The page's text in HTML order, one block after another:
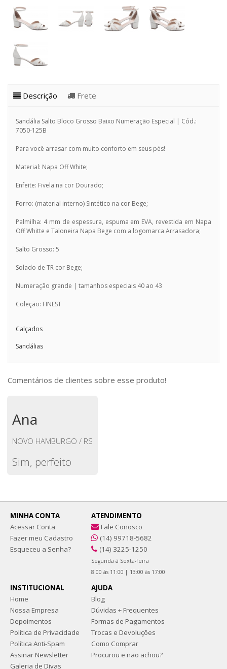
Descrição Frete
Sandália Salto Bloco Grosso Baixo Numeração Especial | Cód.:
7050-125B
Para você arrasar com muito conforto em seus pés!
Material: Napa Off White;
Enfeite: Fivela na cor Dourado;
Forro: (material interno) Sintético na cor Bege;
Palmilha: 4 mm de espessura, espuma em EVA, revestida em Napa
Off Whitte e Taloneira Napa Bege com a logomarca Arrasadora;
Salto Grosso: 5
Solado de TR cor Bege;
Numeração grande | tamanhos especiais 40 ao 43
Coleção: FINEST
Calçados
Sandálias
Comentários de clientes sobre esse produto!
Ana
NOVO HAMBURGO / RS
Sim, perfeito
MINHA CONTA
Acessar Conta
Fazer meu Cadastro
Esqueceu a Senha?
ATENDIMENTO
Fale Conosco
(14) 99718-5682
(14) 3225-1250
Segunda à Sexta-feira
8:00 às 11:00 | 13:00 às 17:00
INSTITUCIONAL
Home
Nossa Empresa
Depoimentos
Política de Privacidade
Política Anti-Spam
Assinar Newsletter
Galeria de Divas
AJUDA
Blog
Dúvidas + Frequentes
Formas de Pagamentos
Trocas e Devoluções
Como Comprar
Procurou e não achou?